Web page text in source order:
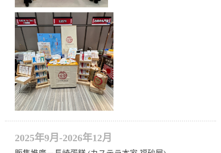
2025年9月-2026年12月